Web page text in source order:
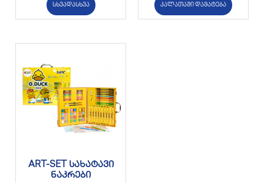
სხვადასხვა კალათაში დამატება
ART-SET სახატავი
ნაკრები